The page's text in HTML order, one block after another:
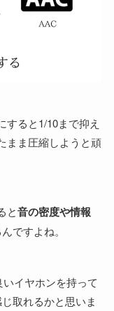
ると1/10まで抑え
まま圧縮しようと頑
と音の密度や情報
ですよね。
イヤホンを持って
取れるかと思いま